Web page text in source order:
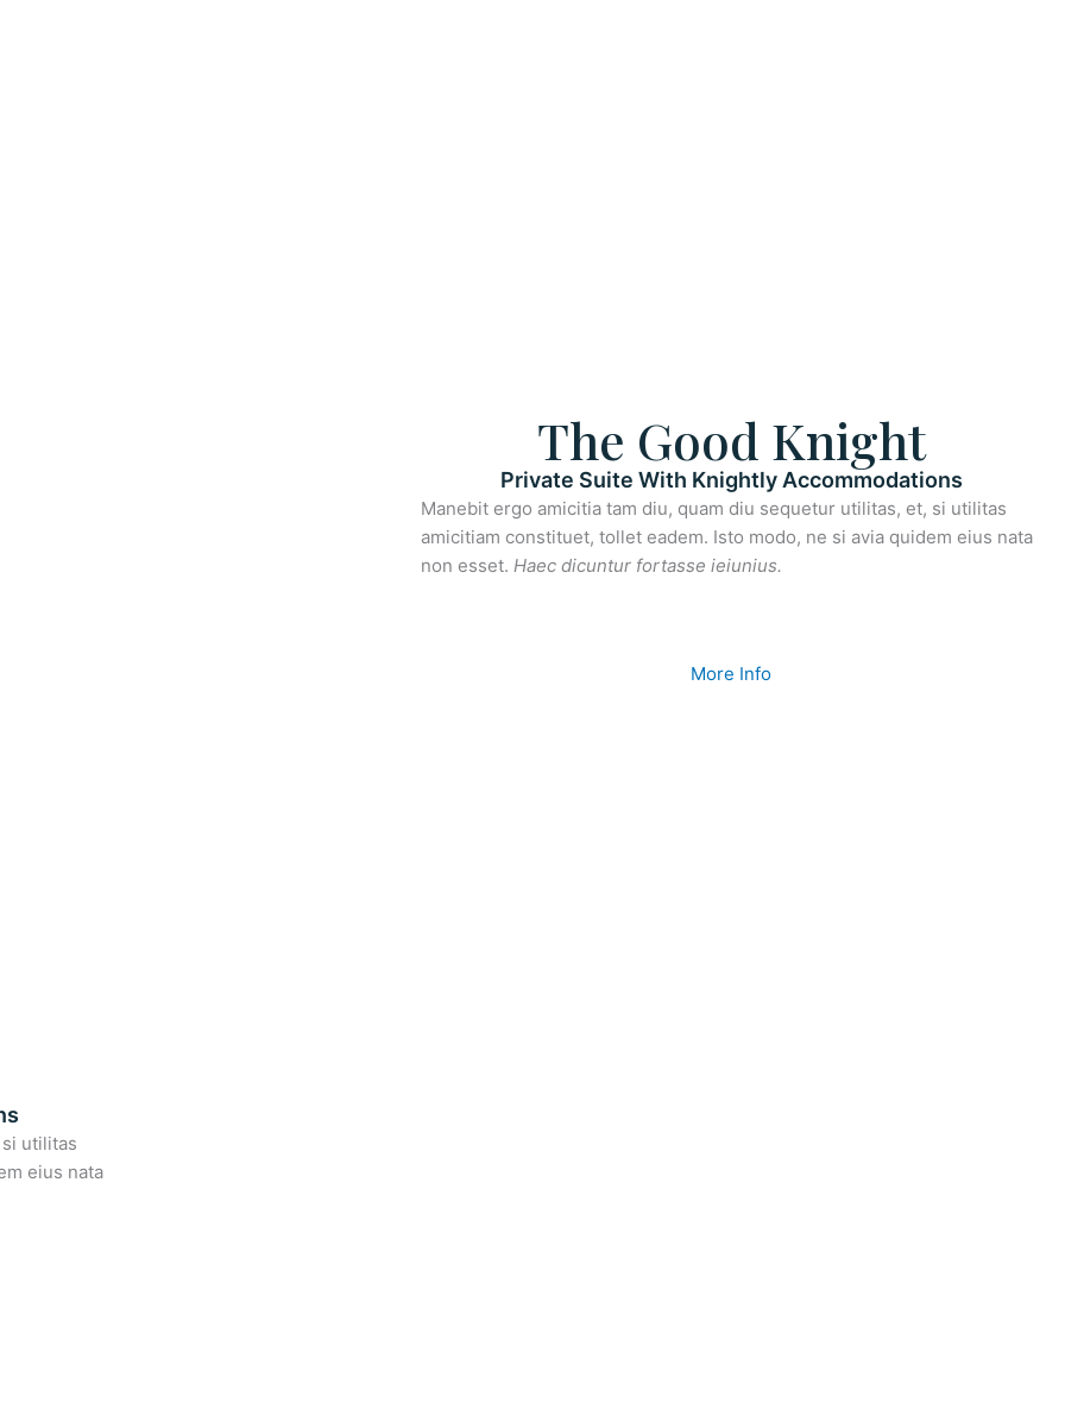
The Good Knight
Private Suite With Knightly Accommodations
Manebit ergo amicitia tam diu, quam diu sequetur utilitas, et, si utilitas
amicitiam constituet, tollet eadem. Isto modo, ne si avia quidem eius nata
non esset.Haec dicuntur fortasse ieiunius.
More Info
utilitas
eius nata